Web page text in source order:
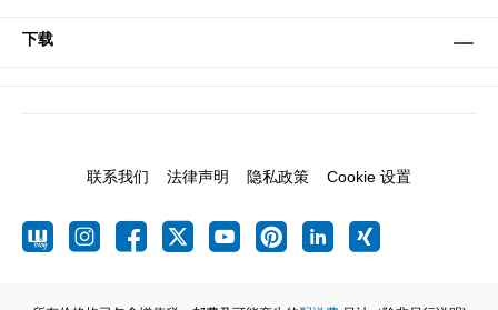
下载
联系我们 法律声明 隐私政策 Cookie 设置